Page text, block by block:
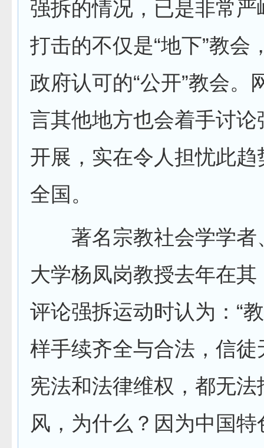
强拆的情况，已是非常严
打击的不仅是“地下”教会
政府认可的“公开”教会。
言其他地方也会着手讨论
开展，实在令人担忧此趋
全国。
著名宗教社会学学者
大学杨凤岗教授去年在其
评论强拆运动时认为：“
样手续齐全与合法，信徒
宪法和法律维权，都无法
风，为什么？因为中国